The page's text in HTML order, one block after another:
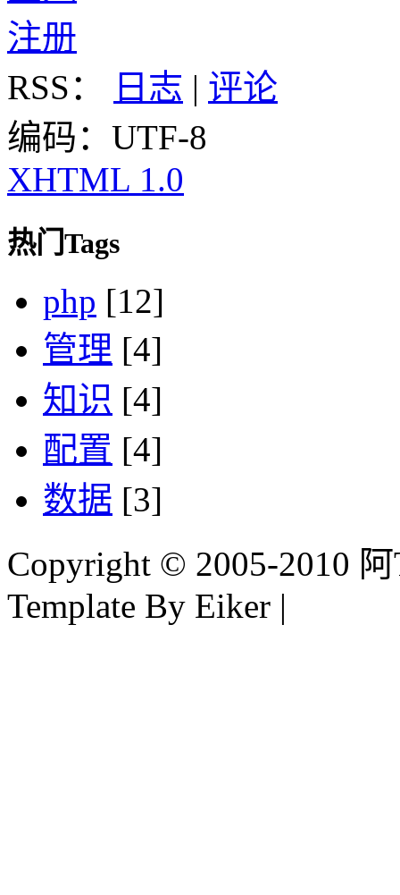
注册
RSS：
日志 | 评论
编码：UTF-8
XHTML 1.0
热门Tags
php [12]
管理 [4]
知识 [4]
配置 [4]
数据 [3]
Copyright © 2005-2010
Template By Eiker |